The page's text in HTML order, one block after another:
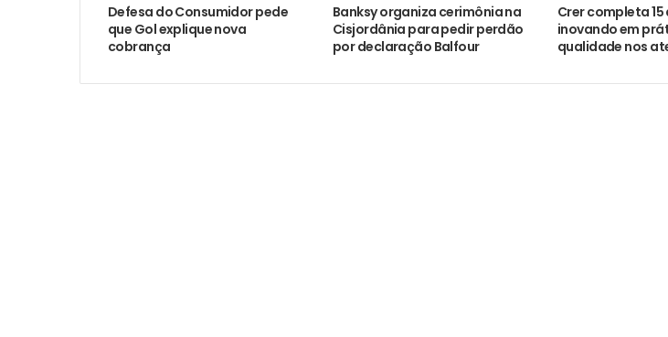
Defesa do Consumidor pede
que Gol explique nova
cobrança
Banksy organiza cerimônia na
Cisjordânia para pedir perdão
por declaração Balfour
Crer completa 15
inovando em
qualidade nos